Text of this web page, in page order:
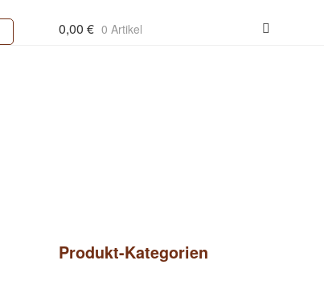
0,00 € 0 Artikel
Produkt-Kategorien